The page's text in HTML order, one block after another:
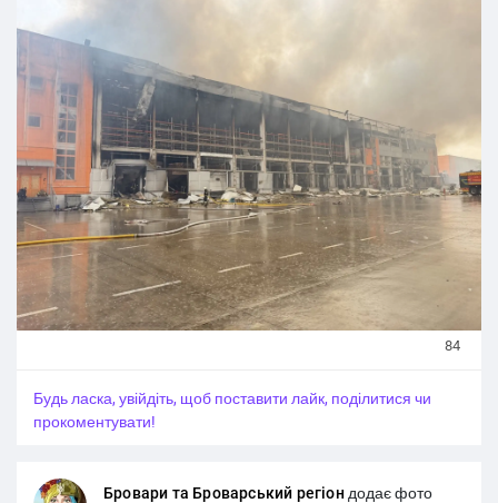
олив, мастильних матеріалів та автохімії.
#Новини_Україна
#Russian_Ukrainian #News_Ukraine
#Новини_news #Ukrainian_news #жертви_війни
84
Будь ласка, увійдіть, щоб поставити лайк, поділитися чи
прокоментувати!
Бровари та Броварський регіон додає фото